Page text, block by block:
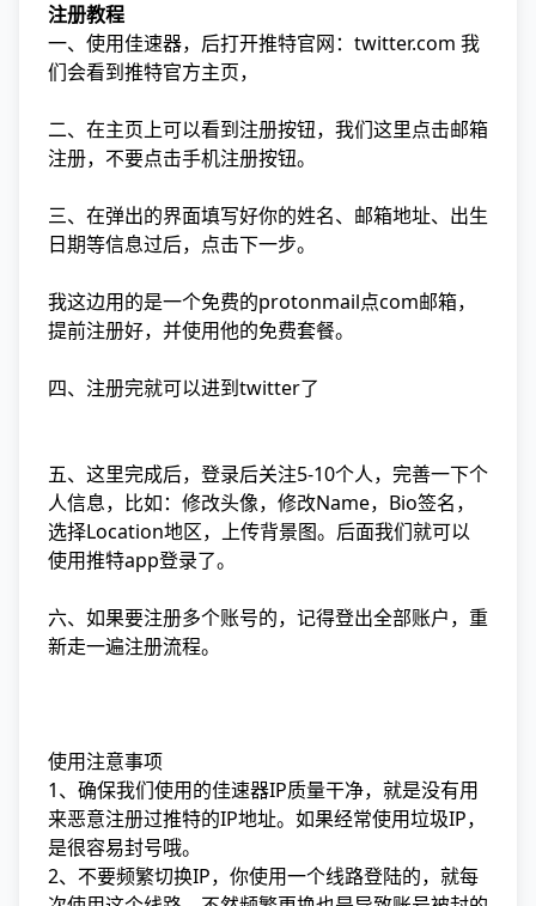
注册教程
一、使用佳速器，后打开推特官网：twitter.com 我
们会看到推特官方主页，
二、在主页上可以看到注册按钮，我们这里点击邮箱
注册，不要点击手机注册按钮。
三、在弹出的界面填写好你的姓名、邮箱地址、出生
日期等信息过后，点击下一步。
我这边用的是一个免费的protonmail点com邮箱，
提前注册好，并使用他的免费套餐。
四、注册完就可以进到twitter了
五、这里完成后，登录后关注5-10个人，完善一下个
人信息，比如：修改头像，修改Name，Bio签名，
选择Location地区，上传背景图。后面我们就可以
使用推特app登录了。
六、如果要注册多个账号的，记得登出全部账户，重
新走一遍注册流程。
使用注意事项
1、确保我们使用的佳速器IP质量干净，就是没有用
来恶意注册过推特的IP地址。如果经常使用垃圾IP，
是很容易封号哦。
2、不要频繁切换IP，你使用一个线路登陆的，就每